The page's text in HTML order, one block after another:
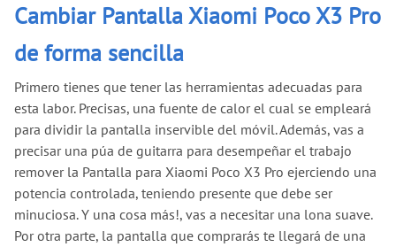
Cambiar Pantalla Xiaomi Poco X3 Pro
de forma sencilla
Primero tienes que tener las herramientas adecuadas para
esta labor. Precisas, una fuente de calor el cual se empleará
para dividir la pantalla inservible del móvil. Además, vas a
precisar una púa de guitarra para desempeñar el trabajo
remover la Pantalla para Xiaomi Poco X3 Pro ejerciendo una
potencia controlada, teniendo presente que debe ser
minuciosa. Y una cosa más!, vas a necesitar una lona suave.
Por otra parte, la pantalla que comprarás te llegará de una